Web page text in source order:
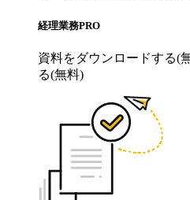
経理業務PRO
資料をダウンロードする(
る(無料)